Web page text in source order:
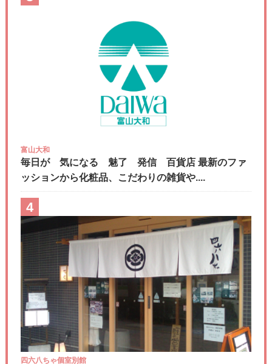
富山大和
毎日が 気になる 魅了 発信 百貨店 最新のファ
ッションから化粧品、こだわりの雑貨や....
4
四六八ちゃ個室別館